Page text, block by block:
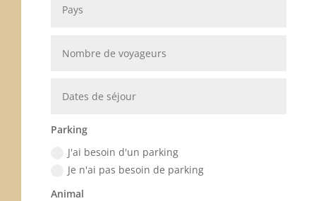
Parking
J'ai besoin d'un parking
Je n'ai pas besoin de parking
Animal